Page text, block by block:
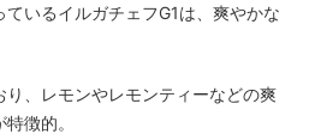
いるイルガチェフG1は、爽やかな
、レモンやレモンティーなどの爽
徴的。